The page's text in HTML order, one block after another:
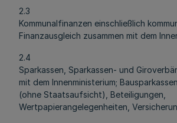
2.3
Kommunalfinanzen einschließlich
Finanzausgleich zusammen mit dem
2.4
Sparkassen, Sparkassen- und
mit dem Innenministerium;
(ohne Staatsaufsicht), Beteiligungen,
Wertpapierangelegenheiten,